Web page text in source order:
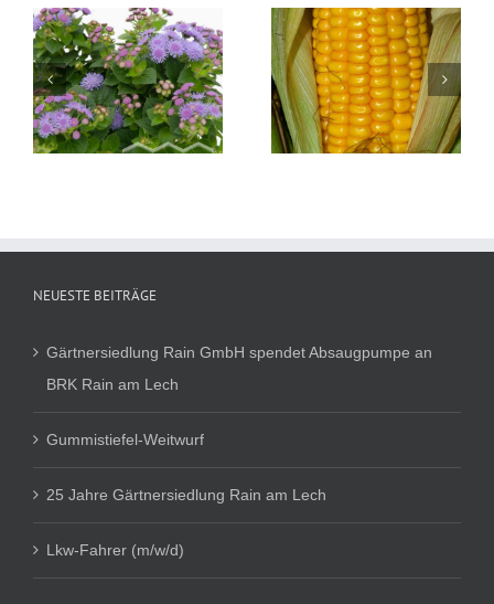
Zea Mais
Physalis peruviana
Andenbeere
NEUESTE BEITRÄGE
Gärtnersiedlung Rain GmbH spendet Absaugpumpe an
BRK Rain am Lech
Gummistiefel-Weitwurf
25 Jahre Gärtnersiedlung Rain am Lech
Lkw-Fahrer (m/w/d)